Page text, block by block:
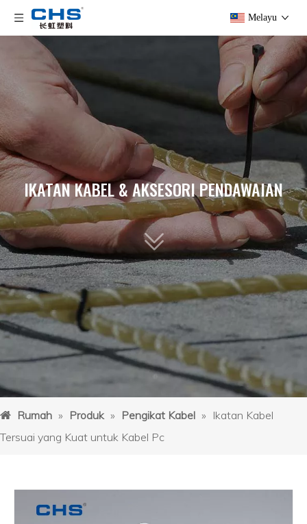
Melayu
IKATAN KABEL & AKSESORI PENDAWAIAN
Rumah » Produk » Pengikat Kabel » Ikatan Kabel
Tersuai yang Kuat untuk Kabel Pc